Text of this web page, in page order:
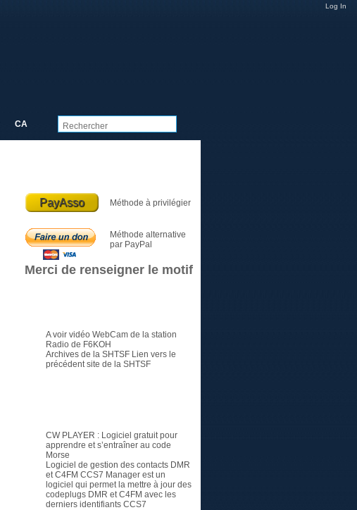
PayAsso Méthode à privilégier
Méthode alternative
par PayPal
Merci de renseigner le motif
A voir vidéo WebCam de la station
Radio de F6KOH
Archives de la SHTSF Lien vers le
précédent site de la SHTSF
CW PLAYER : Logiciel gratuit pour
apprendre et s’entraîner au code
Morse
Logiciel de gestion des contacts DMR
et C4FM CCS7 Manager est un
logiciel qui permet la mettre à jour des
codeplugs DMR et C4FM avec les
derniers identifiants CCS7
CA
Log In